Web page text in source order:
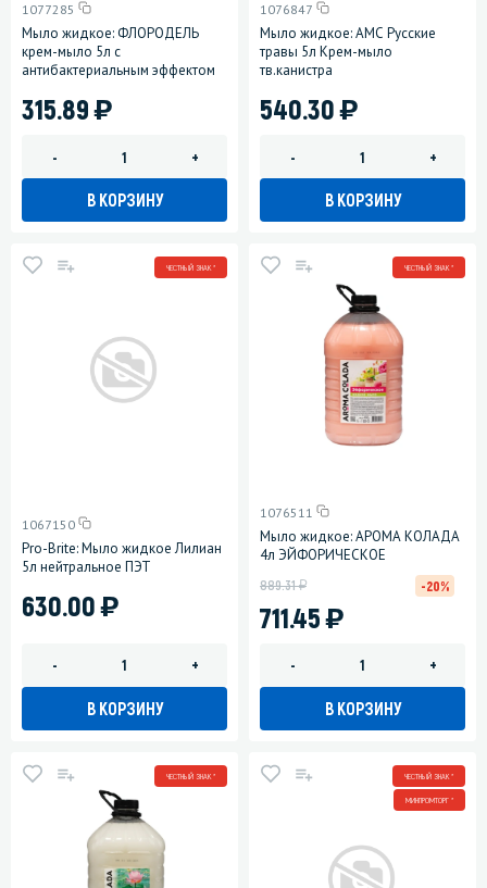
1077285
Мыло жидкое: ФЛОРОДЕЛЬ
крем-мыло 5л с
антибактериальным эффектом
315.89)
- +
В КОРЗИНУ
1076847
Мыло жидкое: АМС Русские
травы 5л Крем-мыло
тв.канистра
540.30)
- +
В КОРЗИНУ
ЧЕСТНЫЙ ЗНАК *
1067150
Pro-Brite: Мыло жидкое Лилиан
5л нейтральное ПЭТ
630.00)
- +
В КОРЗИНУ
ЧЕСТНЫЙ ЗНАК *
1076511
Мыло жидкое: АРОМА КОЛАДА
4л ЭЙФОРИЧЕСКОЕ
711.45)
889.31у -20%
- +
В КОРЗИНУ
ЧЕСТНЫЙ ЗНАК * ЧЕСТНЫЙ ЗНАК *
МИНПРОМТОРГ *